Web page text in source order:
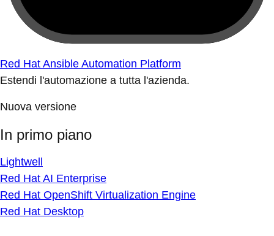
Red Hat Ansible Automation Platform
Estendi l'automazione a tutta l'azienda.
Nuova versione
In primo piano
Lightwell
Red Hat AI Enterprise
Red Hat OpenShift Virtualization Engine
Red Hat Desktop